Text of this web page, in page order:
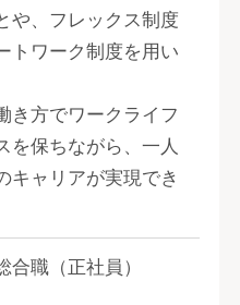
や、フレックス制度
トワーク制度を用い
き方でワークライフ
を保ちながら、一人
キャリアが実現でき
合職（正社員）